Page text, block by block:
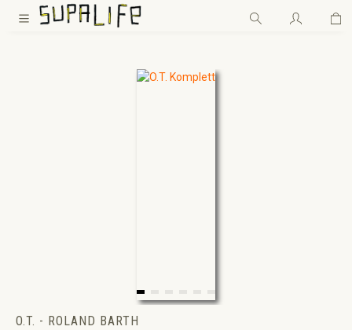
Zum Hauptinhalt springen
O.T. - ROLAND BARTH